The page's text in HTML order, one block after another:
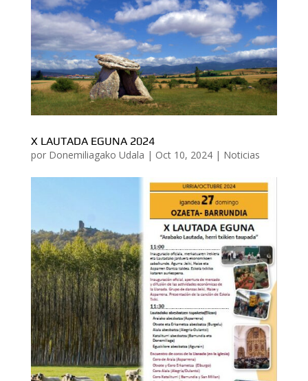
X LAUTADA EGUNA 2024
por Donemiliagako Udala | Oct 10, 2024| Noticias